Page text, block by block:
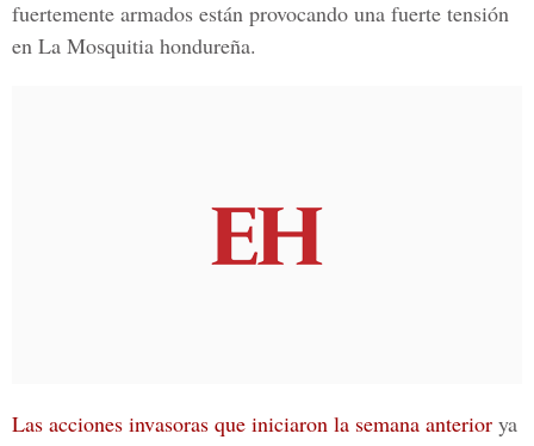
fuertemente armados están provocando una fuerte tensión
en La Mosquitia hondureña.
Las acciones invasoras que iniciaron la semana anterior ya